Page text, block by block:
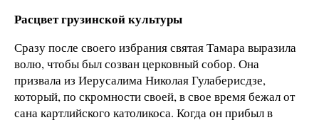
Расцвет грузинской культуры
Сразу после своего избрания святая Тамара выразила
волю, чтобы был созван церковный собор. Она
призвала из Иерусалима Николая Гулаберисдзе,
который, по скромности своей, в свое время бежал от
сана картлийского католикоса. Когда он прибыл в